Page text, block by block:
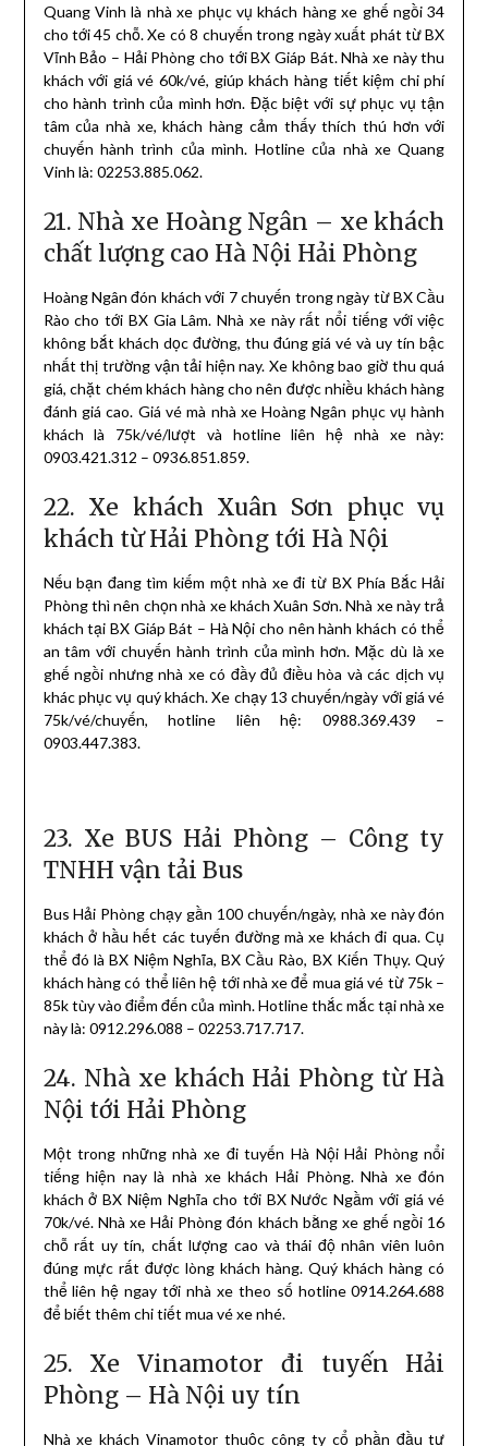
Quang Vinh là nhà xe phục vụ khách hàng xe ghế ngồi 34
cho tới 45 chỗ. Xe có 8 chuyến trong ngày xuất phát từ BX
Vĩnh Bảo – Hải Phòng cho tới BX Giáp Bát. Nhà xe này thu
khách với giá vé 60k/vé, giúp khách hàng tiết kiệm chi phí
cho hành trình của mình hơn. Đặc biệt với sự phục vụ tận
tâm của nhà xe, khách hàng cảm thấy thích thú hơn với
chuyến hành trình của mình. Hotline của nhà xe Quang
Vinh là: 02253.885.062.
21. Nhà xe Hoàng Ngân – xe khách
chất lượng cao Hà Nội Hải Phòng
Hoàng Ngân đón khách với 7 chuyến trong ngày từ BX Cầu
Rào cho tới BX Gia Lâm. Nhà xe này rất nổi tiếng với việc
không bắt khách dọc đường, thu đúng giá vé và uy tín bậc
nhất thị trường vận tải hiện nay. Xe không bao giờ thu quá
giá, chặt chém khách hàng cho nên được nhiều khách hàng
đánh giá cao. Giá vé mà nhà xe Hoàng Ngân phục vụ hành
khách là 75k/vé/lượt và hotline liên hệ nhà xe này:
0903.421.312 – 0936.851.859.
22. Xe khách Xuân Sơn phục vụ
khách từ Hải Phòng tới Hà Nội
Nếu bạn đang tìm kiếm một nhà xe đi từ BX Phía Bắc Hải
Phòng thì nên chọn nhà xe khách Xuân Sơn. Nhà xe này trả
khách tại BX Giáp Bát – Hà Nội cho nên hành khách có thể
an tâm với chuyến hành trình của mình hơn. Mặc dù là xe
ghế ngồi nhưng nhà xe có đầy đủ điều hòa và các dịch vụ
khác phục vụ quý khách. Xe chạy 13 chuyến/ngày với giá vé
75k/vé/chuyến, hotline liên hệ: 0988.369.439 –
0903.447.383.
23. Xe BUS Hải Phòng – Công ty
TNHH vận tải Bus
Bus Hải Phòng chạy gần 100 chuyến/ngày, nhà xe này đón
khách ở hầu hết các tuyến đường mà xe khách đi qua. Cụ
thể đó là BX Niệm Nghĩa, BX Cầu Rào, BX Kiến Thụy. Quý
khách hàng có thể liên hệ tới nhà xe để mua giá vé từ 75k –
85k tùy vào điểm đến của mình. Hotline thắc mắc tại nhà xe
này là: 0912.296.088 – 02253.717.717.
24. Nhà xe khách Hải Phòng từ Hà
Nội tới Hải Phòng
Một trong những nhà xe đi tuyến Hà Nội Hải Phòng nổi
tiếng hiện nay là nhà xe khách Hải Phòng. Nhà xe đón
khách ở BX Niệm Nghĩa cho tới BX Nước Ngầm với giá vé
70k/vé. Nhà xe Hải Phòng đón khách bằng xe ghế ngồi 16
chỗ rất uy tín, chất lượng cao và thái độ nhân viên luôn
đúng mực rất được lòng khách hàng. Quý khách hàng có
thể liên hệ ngay tới nhà xe theo số hotline 0914.264.688
để biết thêm chi tiết mua vé xe nhé.
25. Xe Vinamotor đi tuyến Hải
Phòng – Hà Nội uy tín
Nhà xe khách Vinamotor thuộc công ty cổ phần đầu tư